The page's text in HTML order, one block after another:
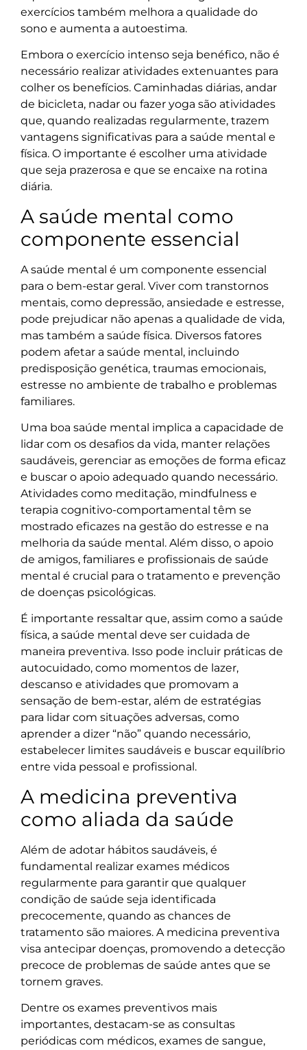
exercícios também melhora a qualidade do
sono e aumenta a autoestima.
Embora o exercício intenso seja benéfico, não é
necessário realizar atividades extenuantes para
colher os benefícios. Caminhadas diárias, andar
de bicicleta, nadar ou fazer yoga são atividades
que, quando realizadas regularmente, trazem
vantagens significativas para a saúde mental e
física. O importante é escolher uma atividade
que seja prazerosa e que se encaixe na rotina
diária.
A saúde mental como
componente essencial
A saúde mental é um componente essencial
para o bem-estar geral. Viver com transtornos
mentais, como depressão, ansiedade e estresse,
pode prejudicar não apenas a qualidade de vida,
mas também a saúde física. Diversos fatores
podem afetar a saúde mental, incluindo
predisposição genética, traumas emocionais,
estresse no ambiente de trabalho e problemas
familiares.
Uma boa saúde mental implica a capacidade de
lidar com os desafios da vida, manter relações
saudáveis, gerenciar as emoções de forma eficaz
e buscar o apoio adequado quando necessário.
Atividades como meditação, mindfulness e
terapia cognitivo-comportamental têm se
mostrado eficazes na gestão do estresse e na
melhoria da saúde mental. Além disso, o apoio
de amigos, familiares e profissionais de saúde
mental é crucial para o tratamento e prevenção
de doenças psicológicas.
É importante ressaltar que, assim como a saúde
física, a saúde mental deve ser cuidada de
maneira preventiva. Isso pode incluir práticas de
autocuidado, como momentos de lazer,
descanso e atividades que promovam a
sensação de bem-estar, além de estratégias
para lidar com situações adversas, como
aprender a dizer “não” quando necessário,
estabelecer limites saudáveis e buscar equilíbrio
entre vida pessoal e profissional.
A medicina preventiva
como aliada da saúde
Além de adotar hábitos saudáveis, é
fundamental realizar exames médicos
regularmente para garantir que qualquer
condição de saúde seja identificada
precocemente, quando as chances de
tratamento são maiores. A medicina preventiva
visa antecipar doenças, promovendo a detecção
precoce de problemas de saúde antes que se
tornem graves.
Dentre os exames preventivos mais
importantes, destacam-se as consultas
periódicas com médicos, exames de sangue,